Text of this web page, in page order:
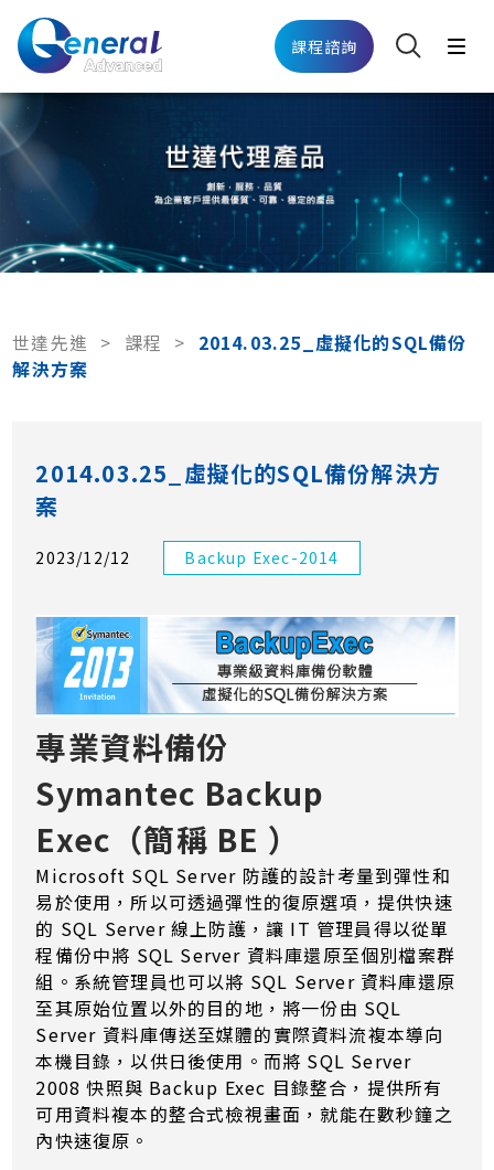
課程諮詢
世達先進 > 課程 > 2014.03.25_虛擬化的SQL備份
解決方案
2014.03.25_虛擬化的SQL備份解決方
案
2023/12/12 Backup Exec-2014
專業資料備份
Symantec Backup
Exec（簡稱 BE ）
Microsoft SQL Server 防護的設計考量到彈性和
易於使用，所以可透過彈性的復原選項，提供快速
的 SQL Server 線上防護，讓 IT 管理員得以從單
程備份中將 SQL Server 資料庫還原至個別檔案群
組。系統管理員也可以將 SQL Server 資料庫還原
至其原始位置以外的目的地，將一份由 SQL
Server 資料庫傳送至媒體的實際資料流複本導向
本機目錄，以供日後使用。而將 SQL Server
2008 快照與 Backup Exec 目錄整合，提供所有
可用資料複本的整合式檢視畫面，就能在數秒鐘之
內快速復原。